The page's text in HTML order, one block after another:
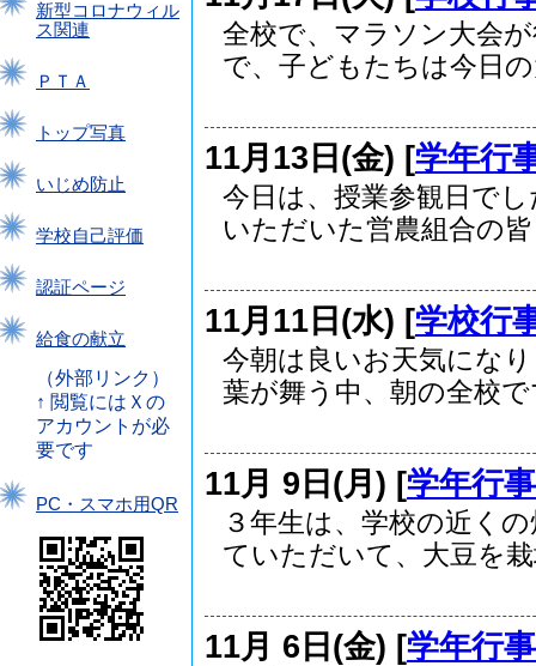
新型コロナウィル
ス関連
ＰＴＡ
トップ写真
いじめ防止
学校自己評価
認証ページ
給食の献立
（外部リンク）
↑ 閲覧にはＸの
アカウントが必
要です
PC・スマホ用QR
全校で、マラソン大会
で、子どもたちは今日
11月13日(金) [学年行
今日は、授業参観日で
いただいた営農組合の
11月11日(水) [学校行
今朝は良いお天気にな
葉が舞う中、朝の全校で
11月 9日(月) [学年行事
３年生は、学校の近く
ていただいて、大豆を
11月 6日(金) [学年行事